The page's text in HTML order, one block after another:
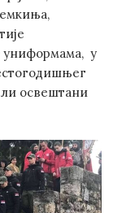
униформама, у
освештани